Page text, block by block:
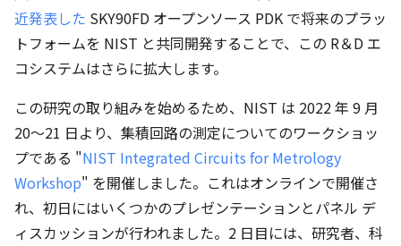
近発表した SKY90FD オープンソース PDK で将来のプラッ
トフォームを NIST と共同開発することで、この R＆D エ
コシステムはさらに拡大します。
この研究の取り組みを始めるため、NIST は 2022 年 9 月
20～21 日より、集積回路の測定についてのワークショッ
プである "NIST Integrated Circuits for Metrology
Workshop" を開催しました。これはオンラインで開催さ
れ、初日にはいくつかのプレゼンテーションとパネル デ
ィスカッションが行われました。2 日目には、研究者、科